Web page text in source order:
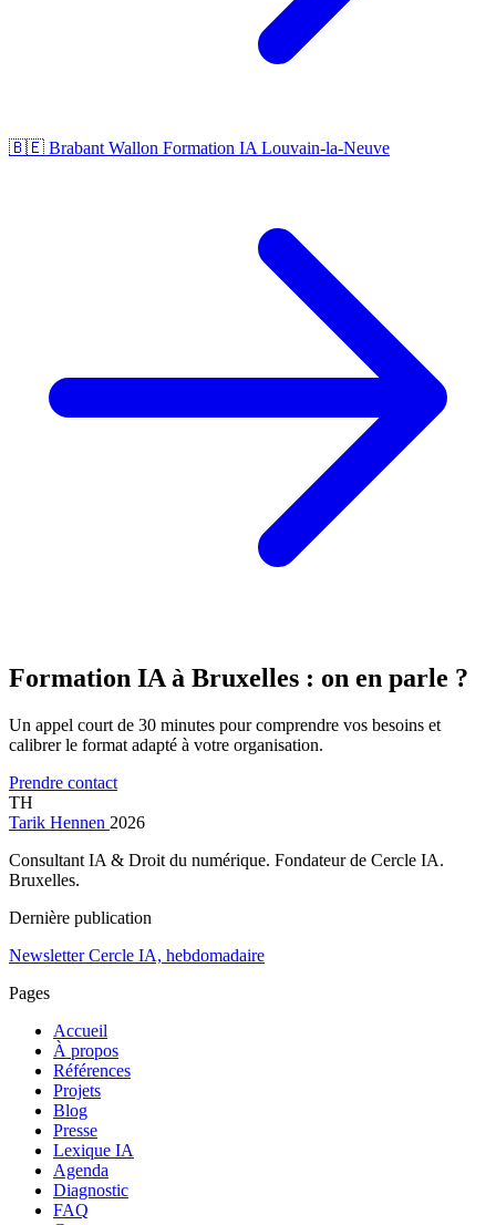
🇧🇪 Brabant Wallon Formation IA Louvain-la-Neuve
Formation IA à Bruxelles : on en parle ?
Un appel court de 30 minutes pour comprendre vos besoins et
calibrer le format adapté à votre organisation.
Prendre contact
TH
Tarik Hennen 2026
Consultant IA & Droit du numérique. Fondateur de Cercle IA.
Bruxelles.
Dernière publication
Newsletter Cercle IA, hebdomadaire
Pages
Accueil
À propos
Références
Projets
Blog
Presse
Lexique IA
Agenda
Diagnostic
FAQ